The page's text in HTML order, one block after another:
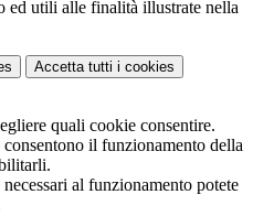
ed utili alle finalità illustrate nella
Accetta tutti i cookies
quali cookie consentire.
il funzionamento della
al funzionamento potete